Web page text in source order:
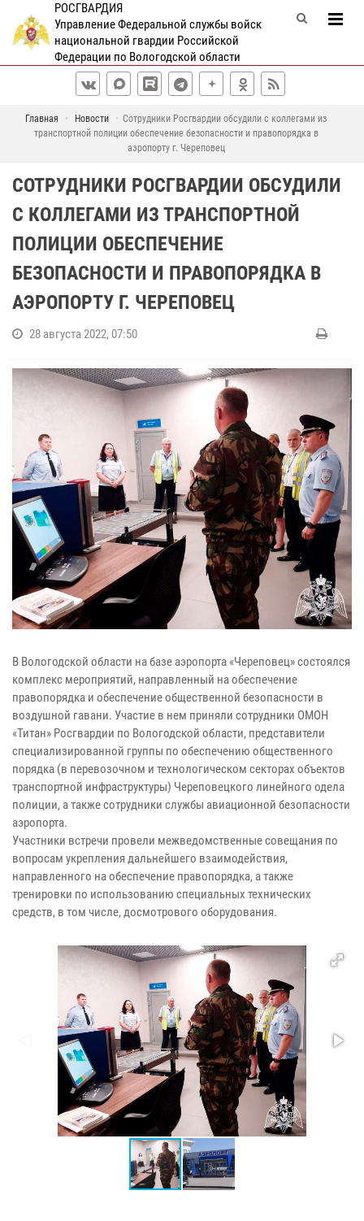
РОСГВАРДИЯ
Управление Федеральной службы войск
национальной гвардии Российской
Федерации по Вологодской области
Главная Новости
Сотрудники Росгвардии обсудили с коллегами из
транспортной полиции обеспечение безопасности и правопорядка в
аэропорту г. Череповец
СОТРУДНИКИ РОСГВАРДИИ ОБСУДИЛИ
С КОЛЛЕГАМИ ИЗ ТРАНСПОРТНОЙ
ПОЛИЦИИ ОБЕСПЕЧЕНИЕ
БЕЗОПАСНОСТИ И ПРАВОПОРЯДКА В
АЭРОПОРТУ Г. ЧЕРЕПОВЕЦ
28 августа 2022, 07:50
В Вологодской области на базе аэропорта «Череповец» состоялся
комплекс мероприятий, направленный на обеспечение
правопорядка и обеспечение общественной безопасности в
воздушной гавани. Участие в нем приняли сотрудники ОМОН
«Титан» Росгвардии по Вологодской области, представители
специализированной группы по обеспечению общественного
порядка (в перевозочном и технологическом секторах объектов
транспортной инфраструктуры) Череповецкого линейного одела
полиции, а также сотрудники службы авиационной безопасности
аэропорта.
Участники встречи провели межведомственные совещания по
вопросам укрепления дальнейшего взаимодействия,
направленного на обеспечение правопорядка, а также
тренировки по использованию специальных технических
средств, в том числе, досмотрового оборудования.